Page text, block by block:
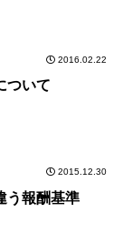
2016.02.22
ついて
2015.12.30
う報酬基準